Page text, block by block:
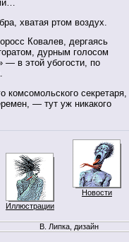
хватая ртом воздух.
Ковалев, дергаясь
дурным голосом
— в этой убогости, по
комсомольского секретаря,
— тут уж никакого
Иллюстрации
Новости
В. Липка, дизайн